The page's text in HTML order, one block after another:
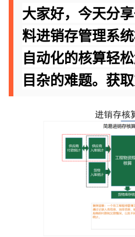
大家好，今天分
料进销存管理系
自动化的核算轻
目杂的难题。获